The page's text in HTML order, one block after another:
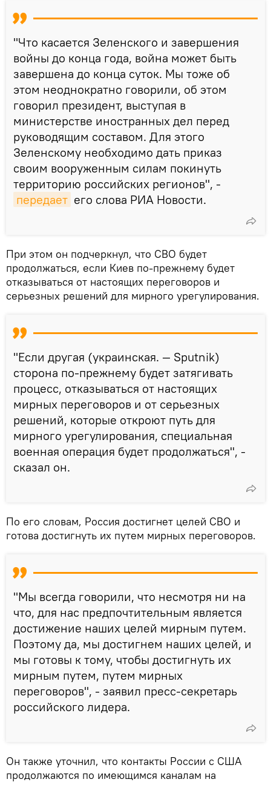
"Что касается Зеленского и завершения
войны до конца года, война может быть
завершена до конца суток. Мы тоже об
этом неоднократно говорили, об этом
говорил президент, выступая в
министерстве иностранных дел перед
руководящим составом. Для этого
Зеленскому необходимо дать приказ
своим вооруженным силам покинуть
территорию российских регионов", -
передает его слова РИА Новости.
При этом он подчеркнул, что СВО будет
продолжаться, если Киев по-прежнему будет
отказываться от настоящих переговоров и
серьезных решений для мирного урегулирования.
"Если другая (украинская. — Sputnik)
сторона по-прежнему будет затягивать
процесс, отказываться от настоящих
мирных переговоров и от серьезных
решений, которые откроют путь для
мирного урегулирования, специальная
военная операция будет продолжаться", -
сказал он.
По его словам, Россия достигнет целей СВО и
готова достигнуть их путем мирных переговоров.
"Мы всегда говорили, что несмотря ни на
что, для нас предпочтительным является
достижение наших целей мирным путем.
Поэтому да, мы достигнем наших целей, и
мы готовы к тому, чтобы достигнуть их
мирным путем, путем мирных
переговоров", - заявил пресс-секретарь
российского лидера.
Он также уточнил, что контакты России с США
продолжаются по имеющимся каналам на